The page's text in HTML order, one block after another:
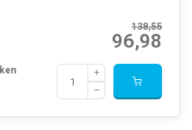
138,55
96,98